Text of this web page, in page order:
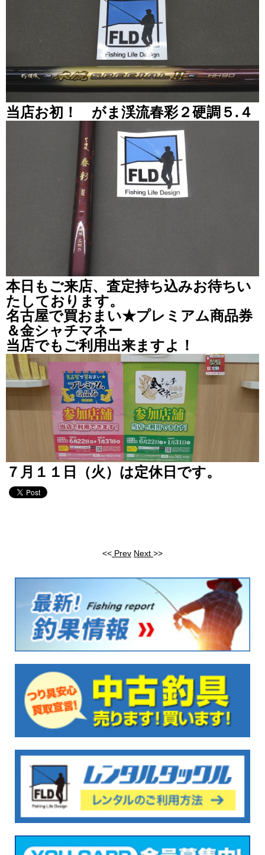
当店お初！ がま渓流春彩２硬調５.４
本日もご来店、査定持ち込みお待ちい
たしております。
名古屋で買おまい★プレミアム商品券
＆金シャチマネー
当店でもご利用出来ますよ！
７月１１日（火）は定休日です。
<< Prev Next >>